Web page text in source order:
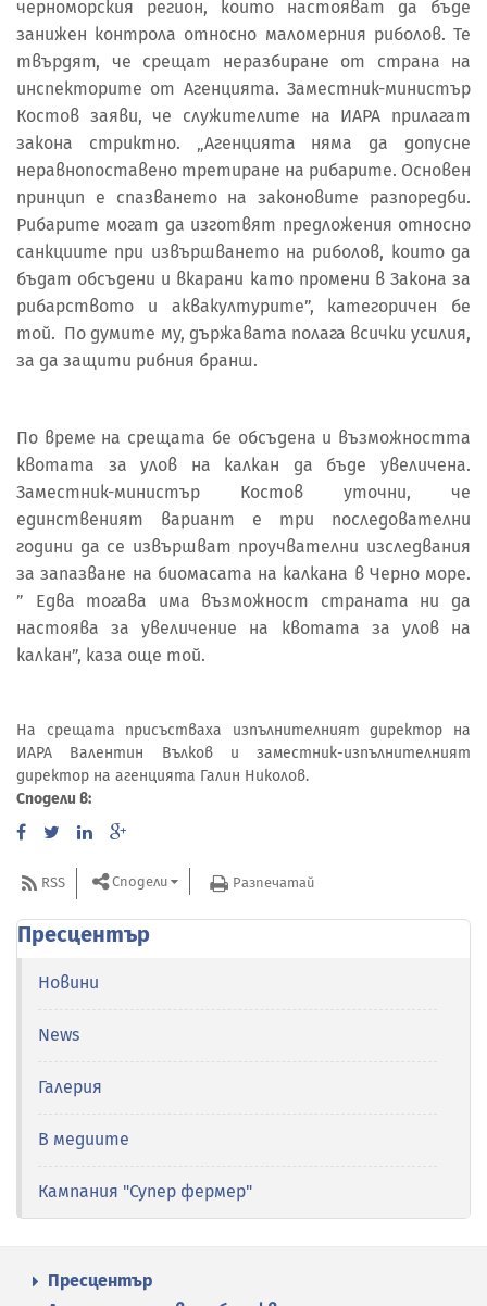
черноморския регион, които настояват да бъде
занижен контрола относно маломерния риболов. Те
твърдят, че срещат неразбиране от страна на
инспекторите от Агенцията. Заместник-министър
Костов заяви, че служителите на ИАРА прилагат
закона стриктно. „Агенцията няма да допусне
неравнопоставено третиране на рибарите. Основен
принцип е спазването на законовите разпоредби.
Рибарите могат да изготвят предложения относно
санкциите при извършването на риболов, които да
бъдат обсъдени и вкарани като промени в Закона за
рибарството и аквакултурите”, категоричен бе
той. По думите му, държавата полага всички усилия,
за да защити рибния бранш.
По време на срещата бе обсъдена и възможността
квотата за улов на калкан да бъде увеличена.
Заместник-министър Костов уточни, че
единственият вариант е три последователни
години да се извършват проучвателни изследвания
за запазване на биомасата на калкана в Черно море.
” Едва тогава има възможност страната ни да
настоява за увеличение на квотата за улов на
калкан”, каза още той.
На срещата присъстваха изпълнителният директор на
ИАРА Валентин Вълков и заместник-изпълнителният
директор на агенцията Галин Николов.
Сподели в:
RSS Сподели Разпечатай
Пресцентър
Новини
News
Галерия
В медиите
Кампания "Супер фермер"
Пресцентър